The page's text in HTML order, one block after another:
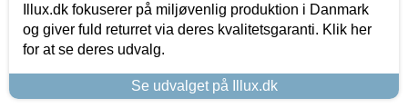
Illux.dk fokuserer på miljøvenlig produktion i Danmark
og giver fuld returret via deres kvalitetsgaranti. Klik her
for at se deres udvalg.
Se udvalget på Illux.dk